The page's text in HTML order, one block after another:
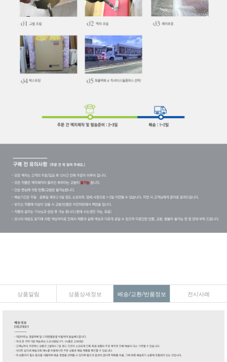
상품알림 상품상세정보 배송/교환/반품정보 전시사례